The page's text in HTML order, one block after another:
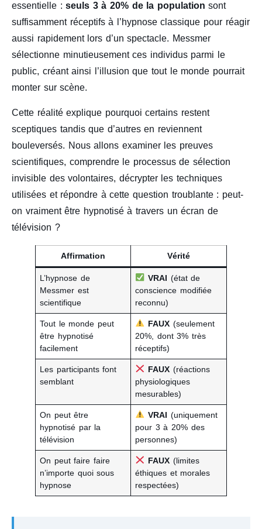
essentielle :seuls 3 à 20% de la population sont
suffisamment réceptifs à l’hypnose classique pour réagir
aussi rapidement lors d’un spectacle. Messmer
sélectionne minutieusement ces individus parmi le
public, créant ainsi l’illusion que tout le monde pourrait
monter sur scène.
Cette réalité explique pourquoi certains restent
sceptiques tandis que d’autres en reviennent
bouleversés. Nous allons examiner les preuves
scientifiques, comprendre le processus de sélection
invisible des volontaires, décrypter les techniques
utilisées et répondre à cette question troublante : peut-
on vraiment être hypnotisé à travers un écran de
télévision ?
Affirmation Vérité
L’hypnose de
Messmer est
scientifique
VRAI (état de
conscience modifiée
reconnu)
Tout le monde peut
être hypnotisé
facilement
FAUX (seulement
20%, dont 3% très
réceptifs)
Les participants font
semblant
FAUX (réactions
physiologiques
mesurables)
On peut être
hypnotisé par la
télévision
VRAI (uniquement
pour 3 à 20% des
personnes)
On peut faire faire
n’importe quoi sous
hypnose
FAUX (limites
éthiques et morales
respectées)